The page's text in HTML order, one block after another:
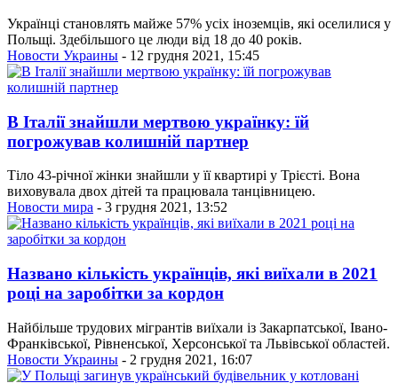
Українці становлять майже 57% усіх іноземців, які оселилися у
Польщі. Здебільшого це люди від 18 до 40 років.
Новости Украины - 12 грудня 2021, 15:45
В Італії знайшли мертвою українку: їй
погрожував колишній партнер
Тіло 43-річної жінки знайшли у її квартирі у Трієсті. Вона
виховувала двох дітей та працювала танцівницею.
Новости мира - 3 грудня 2021, 13:52
Названо кількість українців, які виїхали в 2021
році на заробітки за кордон
Найбільше трудових мігрантів виїхали із Закарпатської, Івано-
Франківської, Рівненської, Херсонської та Львівської областей.
Новости Украины - 2 грудня 2021, 16:07